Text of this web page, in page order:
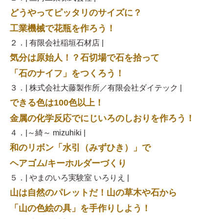
どうやってピッタリのサイズに？
工業機械で花瓶を作ろう！
２．| 有限会社稲垣石材店 |
気分は原始人！？石切場で石を拾って
「石のナイフ」をつくろう！
３．| 株式会社大藤製作所／有限会社ダイテック |
できる色は100色以上！
金属の化学反応でにじいろのしおりを作ろう！
４．|～綺～ mizuhiki |
和のリボン「水引（みずひき）」で
ヘアゴム/キーホルダーづくり
５．| やまのいろ実験室 いろりえ |
山は自然のパレットだ！山の草木や石から
「山の色絵の具」を手作りしよう！